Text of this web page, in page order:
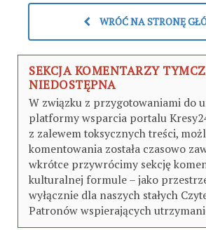
WRÓĆ NA STRONĘ
SEKCJA KOMENTARZY
NIEDOSTĘPNA
W związku z przygotowaniami do
platformy wsparcia portalu
z zalewem toksycznych treści,
komentowania została czasowo
wkrótce przywrócimy sekcję
kulturalnej formule – jako
wyłącznie dla naszych stałych
Patronów wspierających